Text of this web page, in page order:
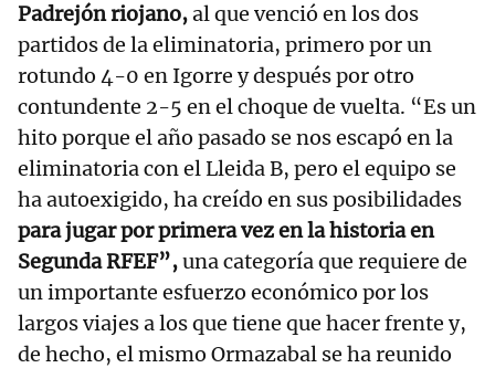
Padrejón riojano,al que venció en los dos
partidos de la eliminatoria, primero por un
rotundo 4-0 en Igorre y después por otro
contundente 2-5 en el choque de vuelta. “Es un
hito porque el año pasado se nos escapó en la
eliminatoria con el Lleida B, pero el equipo se
ha autoexigido, ha creído en sus posibilidades
para jugar por primera vez en la historia en
Segunda RFEF”,una categoría que requiere de
un importante esfuerzo económico por los
largos viajes a los que tiene que hacer frente y,
de hecho, el mismo Ormazabal se ha reunido